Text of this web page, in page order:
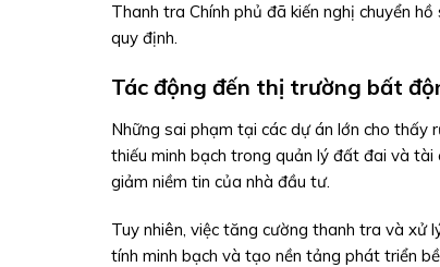
Thanh tra Chính phủ đã kiến nghị chuyển
quy định.
Tác động đến thị trường bất
Những sai phạm tại các dự án lớn cho
thiếu minh bạch trong quản lý đất đai và tài
giảm niềm tin của nhà đầu tư.
Tuy nhiên, việc tăng cường thanh tra và xử
tính minh bạch và tạo nền tảng phát triển